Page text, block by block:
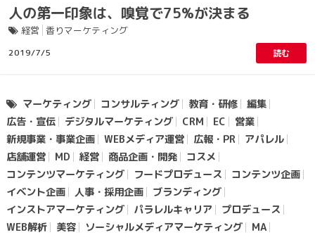
人の第一印象は、嗅覚で75%が決まる
経営 香りマーケティング
2019/7/5 読む
マーケティング コンサルティング 教育・研修
編集
広告・宣伝
デジタルマーケティング CRM EC
営業
新規事業・事業企画
WEBメディア運営 広報・PR
アパレル
店舗運営
MD 経営 商品企画・開発
コスメ
コンテンツマーケティング
フードプロデュース
コンテンツ企画
イベント企画
人事・採用企画
ブランディング
インストアマーケティング
パラレルキャリア
プロデュース
WEB解析
美容 ソーシャルメディアマーケティング
MA